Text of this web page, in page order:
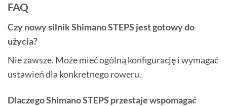
FAQ
Czy nowy silnik Shimano STEPS jest gotowy do
użycia?
Nie zawsze. Może mieć ogólną konfigurację i wymagać
ustawień dla konkretnego roweru.
Dlaczego Shimano STEPS przestaje wspomagać